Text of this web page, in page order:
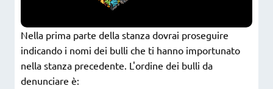
Nella prima parte della stanza dovrai proseguire
indicando i nomi dei bulli che ti hanno importunato
nella stanza precedente. L'ordine dei bulli da
denunciare è: